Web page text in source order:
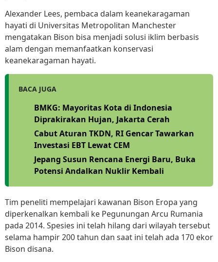
Alexander Lees, pembaca dalam keanekaragaman
hayati di Universitas Metropolitan Manchester
mengatakan Bison bisa menjadi solusi iklim berbasis
alam dengan memanfaatkan konservasi
keanekaragaman hayati.
BACA JUGA
BMKG: Mayoritas Kota di Indonesia
Diprakirakan Hujan, Jakarta Cerah
Cabut Aturan TKDN, RI Gencar Tawarkan
Investasi EBT Lewat CEM
Jepang Susun Rencana Energi Baru, Buka
Potensi Andalkan Nuklir Kembali
Tim peneliti mempelajari kawanan Bison Eropa yang
diperkenalkan kembali ke Pegunungan Arcu Rumania
pada 2014. Spesies ini telah hilang dari wilayah tersebut
selama hampir 200 tahun dan saat ini telah ada 170 ekor
Bison disana.